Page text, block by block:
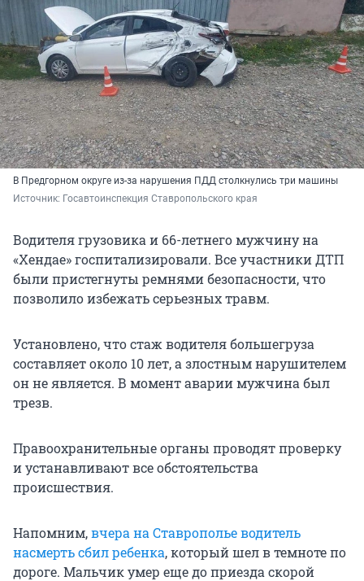
В Предгорном округе из-за нарушения ПДД столкнулись три машины
Источник: Госавтоинспекция Ставропольского края
Водителя грузовика и 66-летнего мужчину на
«Хендае» госпитализировали. Все участники ДТП
были пристегнуты ремнями безопасности, что
позволило избежать серьезных травм.
Установлено, что стаж водителя большегруза
составляет около 10 лет, а злостным нарушителем
он не является. В момент аварии мужчина был
трезв.
Правоохранительные органы проводят проверку
и устанавливают все обстоятельства
происшествия.
Напомним,вчера на Ставрополье водитель
насмерть сбил ребенка, который шел в темноте по
дороге. Мальчик умер еще до приезда скорой